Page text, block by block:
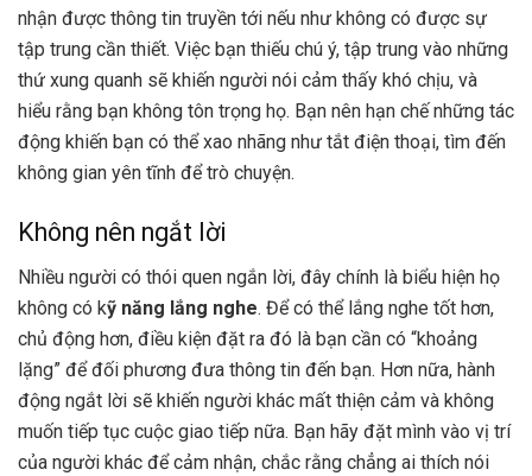
nhận được thông tin truyền tới nếu như không có được sự
tập trung cần thiết. Việc bạn thiếu chú ý, tập trung vào những
thứ xung quanh sẽ khiến người nói cảm thấy khó chịu, và
hiểu rằng bạn không tôn trọng họ. Bạn nên hạn chế những tác
động khiến bạn có thể xao nhãng như tắt điện thoại, tìm đến
không gian yên tĩnh để trò chuyện.
Không nên ngắt lời
Nhiều người có thói quen ngắn lời, đây chính là biểu hiện họ
không có kỹ năng lắng nghe. Để có thể lắng nghe tốt hơn,
chủ động hơn, điều kiện đặt ra đó là bạn cần có “khoảng
lặng” để đối phương đưa thông tin đến bạn. Hơn nữa, hành
động ngắt lời sẽ khiến người khác mất thiện cảm và không
muốn tiếp tục cuộc giao tiếp nữa. Bạn hãy đặt mình vào vị trí
của người khác để cảm nhận, chắc rằng chẳng ai thích nói